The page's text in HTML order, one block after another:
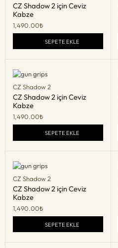
CZ Shadow 2 için Ceviz
Kabze
1,490.00₺
SEPETE EKLE
CZ Shadow 2
CZ Shadow 2 için Ceviz
Kabze
1,490.00₺
SEPETE EKLE
CZ Shadow 2
CZ Shadow 2 için Ceviz
Kabze
1,490.00₺
SEPETE EKLE